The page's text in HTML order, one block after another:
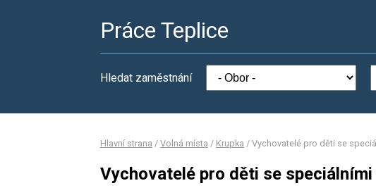
Práce Teplice
Hledat zaměstnání
Hlavní strana / Volná místa / Krupka / Vychovatelé pro děti se
Vychovatelé pro děti se